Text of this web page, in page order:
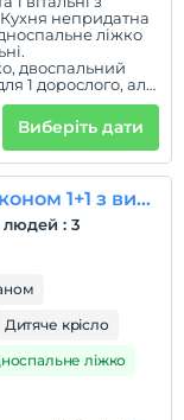
В інший час
непридатна
ліжко
двоспальний
1 дорослого, але
Виберіть дати
Апартаменти з балконом 1+1 з видом на сад
людей : 3
Дитяче крісло
ліжко